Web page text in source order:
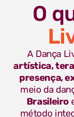
O
A Dança
artística,
presença,
meio da
Brasileiro
método